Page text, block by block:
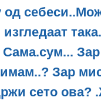
Сама.сум...
Зар
сето